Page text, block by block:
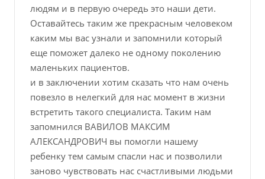
людям и в первую очередь это наши дети.
Оставайтесь таким же прекрасным человеком
каким мы вас узнали и запомнили который
еще поможет далеко не одному поколению
маленьких пациентов.
и в заключении хотим сказать что нам очень
повезло в нелегкий для нас момент в жизни
встретить такого специалиста. Таким нам
запомнился ВАВИЛОВ МАКСИМ
АЛЕКСАНДРОВИЧ вы помогли нашему
ребенку тем самым спасли нас и позволили
заново чувствовать нас счастливыми людьми